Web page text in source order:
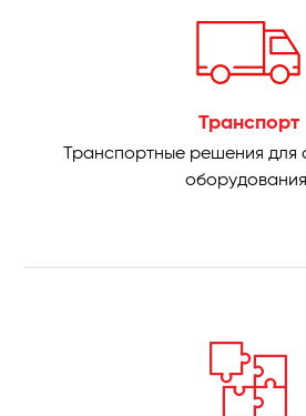
Транспорт
Транспортные решения для